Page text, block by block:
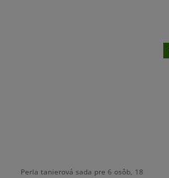
Perla tanierová sada pre 6 osôb, 18